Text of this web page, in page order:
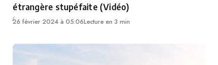
étrangère stupéfaite (Vidéo)
26 février 2024 à 05:06Lecture en 3 min